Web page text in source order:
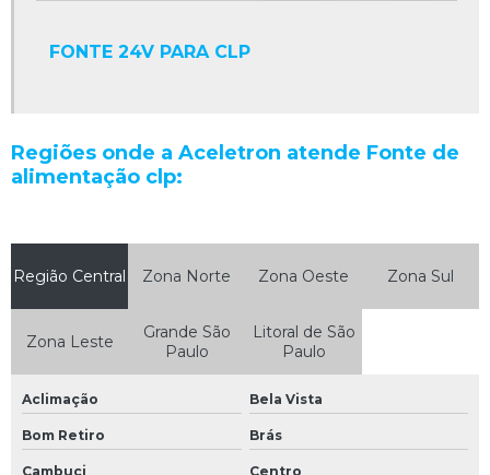
Limpeza de equipamentos eletrônicos
Manutenção de encoder
Manutenção de equipamentos industriais
Manutenção de fontes chaveadas
Manutenção de máquinas industriais em são paulo
Manutenção de nobreak
Manutenção de nobreak sp
FONTE 24V PARA CLP
Regiões onde a Aceletron atende Fonte de
alimentação clp:
Região Central Zona Norte Zona Oeste Zona Sul
Zona Leste
Grande São
Paulo
Litoral de São
Paulo
Aclimação Bela Vista
Bom Retiro Brás
Cambuci Centro